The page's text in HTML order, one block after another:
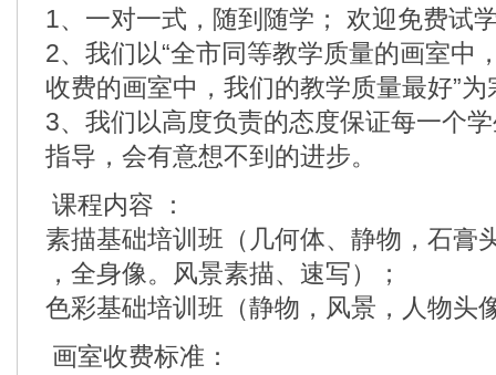
1、一对一式，随到随学； 欢迎免费试
2、我们以“全市同等教学质量的画室中
收费的画室中，我们的教学质量最好”为
3、我们以高度负责的态度保证每一个
指导，会有意想不到的进步。
课程内容 ：
素描基础培训班（几何体、静物，石膏
，全身像。风景素描、速写）；
色彩基础培训班（静物，风景，人物头
画室收费标准：